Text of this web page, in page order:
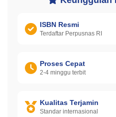
ISBN Resmi
Terdaftar Perpusnas RI
Proses Cepat
2-4 minggu terbit
Kualitas Terjamin
Standar internasional